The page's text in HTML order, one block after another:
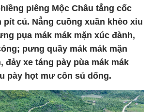
piêng Mộc Châu tẳng cốc
pít củ. Nẳng cuồng xuần khèo xiu
pụa mák mák mặn xúc đành,
pưng quầy mák mák mặn
đảy xe táng pày pùa mák mák
pày họt mư côn sủ dống.